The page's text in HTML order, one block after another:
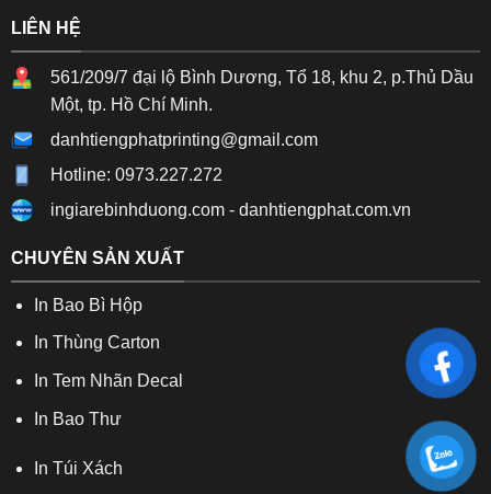
LIÊN HỆ
561/209/7 đại lộ Bình Dương, Tổ 18, khu 2, p.Thủ Dầu
Một, tp. Hồ Chí Minh.
danhtiengphatprinting@gmail.com
Hotline: 0973.227.272
ingiarebinhduong.com- danhtiengphat.com.vn
CHUYÊN SẢN XUẤT
In Bao Bì Hộp
In Thùng Carton
In Tem Nhãn Decal
In Bao Thư
In Túi Xách